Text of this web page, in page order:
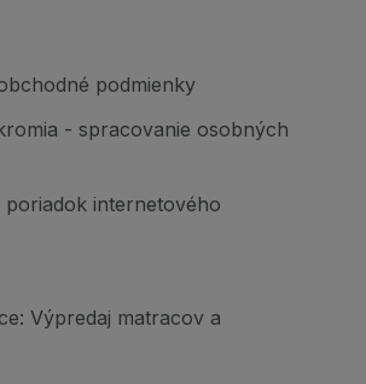
podmienky
- spracovanie osobných
poriadok internetového
Výpredaj matracov a